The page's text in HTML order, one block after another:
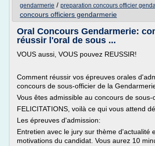
gendarmerie / preparation concours officier
concours officiers gendarmerie
Oral Concours Gendarmerie:
réussir l'oral de sous ...
VOUS aussi, VOUS pouvez REUSSIR!
Comment réussir vos épreuves orales
concours de sous-officier de la
Vous êtes admissible au concours de sous-
FELICITATIONS, voilà ce qui vous attend
Les épreuves d'admission:
Entretien avec le jury sur thème d'actualité
motivations du candidat. Vous aurez 10